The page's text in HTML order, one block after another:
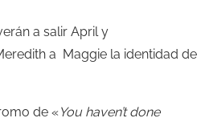
a salir April y
a Maggie la identidad de
de «You haven’t done